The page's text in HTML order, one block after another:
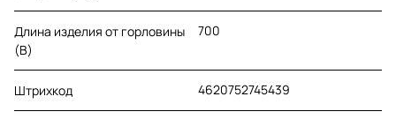
Длина изделия от горловины
(B)
700
Штрихкод 4620752745439